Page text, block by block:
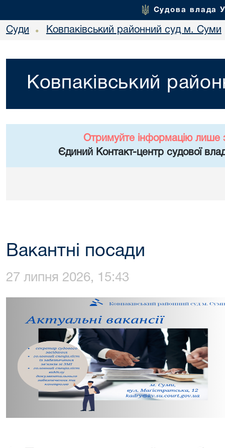
Судова влада
Суди • Ковпаківський районний суд м. Суми
Ковпаківський
Отримуйте інформацію лише
Єдиний Контакт-центр судової
Вакантні посади
27 липня 2026, 15:43